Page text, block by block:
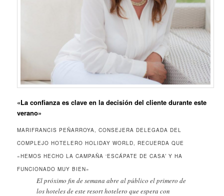
«La confianza es clave en la decisión del cliente durante este
verano»
MARIFRANCIS PEÑARROYA, CONSEJERA DELEGADA DEL
COMPLEJO HOTELERO HOLIDAY WORLD, RECUERDA QUE
«HEMOS HECHO LA CAMPAÑA ‘ESCÁPATE DE CASA’ Y HA
FUNCIONADO MUY BIEN»
El próximo fin de semana abre al público el primero de
los hoteles de este resort hotelero que espera con